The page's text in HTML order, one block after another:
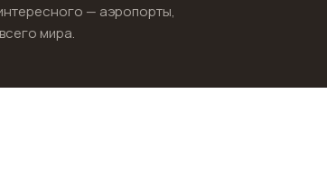
— аэропорты,
мира.